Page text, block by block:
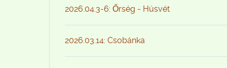
2026.04.3-6: Őrség - Húsvét
2026.03.14: Csobánka